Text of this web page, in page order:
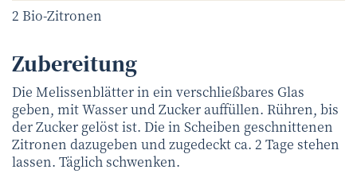
2 Bio-Zitronen
Zubereitung
Die Melissenblätter in ein verschließbares Glas
geben, mit Wasser und Zucker auffüllen. Rühren, bis
der Zucker gelöst ist. Die in Scheiben geschnittenen
Zitronen dazugeben und zugedeckt ca. 2 Tage stehen
lassen. Täglich schwenken.